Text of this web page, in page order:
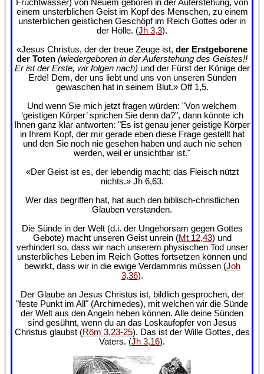
Fruchtwasser) von Neuem geboren in der Auferstehung, von
einem unsterblichen Geist im Kopf des Menschen, zu einem
unsterblichen geistlichen Geschöpf im Reich Gottes oder in
der Hölle. (Jh 3,3).
«Jesus Christus, der der treue Zeuge ist, der Erstgeborene
der Toten (wiedergeboren in der Auferstehung des Geistes!!
Er ist der Erste, wir folgen nach) und der Fürst der Könige der
Erde! Dem, der uns liebt und uns von unseren Sünden
gewaschen hat in seinem Blut.» Off 1,5.
Und wenn Sie mich jetzt fragen würden: "Von welchem
‘geistigen Körper’ sprichen Sie denn da?", dann könnte ich
Ihnen ganz klar antworten: "Es ist genau jener geistige Körper
in Ihrem Kopf, der mir gerade eben diese Frage gestellt hat
und den Sie noch nie gesehen haben und auch nie sehen
werden, weil er unsichtbar ist."
«Der Geist ist es, der lebendig macht; das Fleisch nützt
nichts.» Jh 6,63.
Wer das begriffen hat, hat auch den biblisch-christlichen
Glauben verstanden.
Die Sünde in der Welt (d.i. der Ungehorsam gegen Gottes
Gebote) macht unseren Geist unrein (Mt 12,43) und
verhindert so, dass wir nach unserem physischen Tod unser
unsterbliches Leben im Reich Gottes fortsetzen können und
bewirkt, dass wir in die ewige Verdammnis müssen (Joh
3,36).
Der Glaube an Jesus Christus ist, bildlich gesprochen, der
"feste Punkt im All" (Archimedes), mit welchen wir die Sünde
der Welt aus den Angeln heben können. Alle deine Sünden
sind gesühnt, wenn du an das Loskaufopfer von Jesus
Christus glaubst (Röm 3,23-25). Das ist der Wille Gottes, des
Vaters. (Jh 3,16).